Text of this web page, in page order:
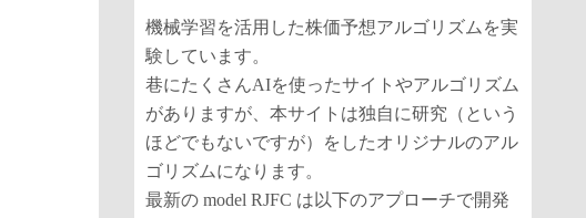
機械学習を活用した株価予想アルゴリズムを実
験しています。
巷にたくさんAIを使ったサイトやアルゴリズム
がありますが、本サイトは独自に研究（という
ほどでもないですが）をしたオリジナルのアル
ゴリズムになります。
最新の model RJFC は以下のアプローチで開発